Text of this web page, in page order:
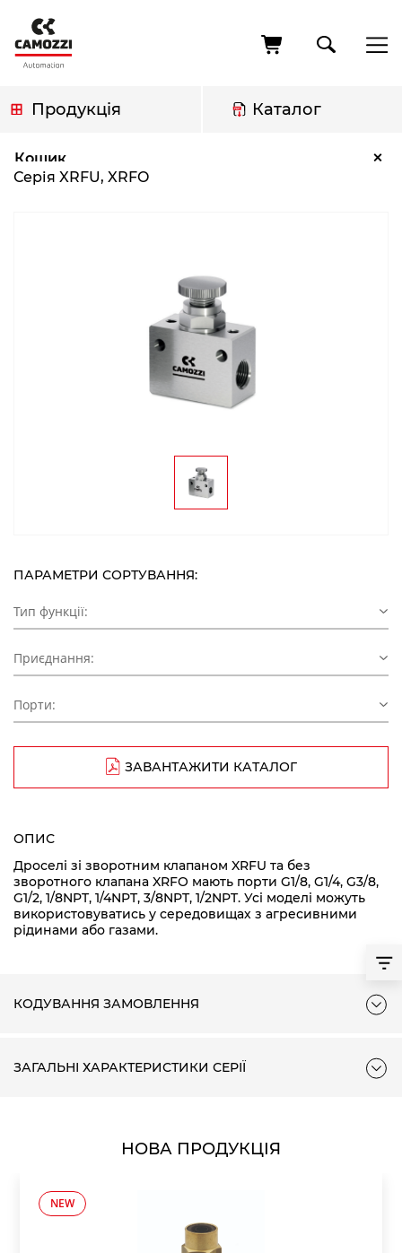
основного
вмісту
Продукція Каталог
Кошик ×
навіґації
Серія XRFU, XRFO
ПАРАМЕТРИ СОРТУВАННЯ:
Тип функції:
Приєднання:
Порти:
ЗАВАНТАЖИТИ КАТАЛОГ
ОПИС
Дроселі зі зворотним клапаном XRFU та без
зворотного клапана XRFO мають порти G1/8, G1/4, G3/8,
G1/2, 1/8NPT, 1/4NPT, 3/8NPT, 1/2NPT. Усі моделі можуть
використовуватись у середовищах з агресивними
рідинами або газами.
КОДУВАННЯ ЗАМОВЛЕННЯ
ЗАГАЛЬНІ ХАРАКТЕРИСТИКИ СЕРІЇ
НОВА ПРОДУКЦІЯ
NEW